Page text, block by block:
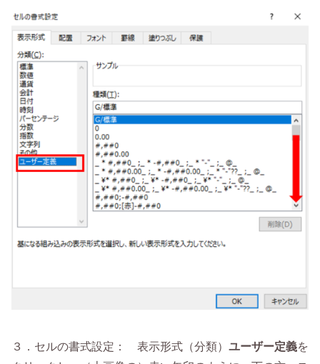
３．セルの書式設定： 表示形式（分類） ユーザー定義を